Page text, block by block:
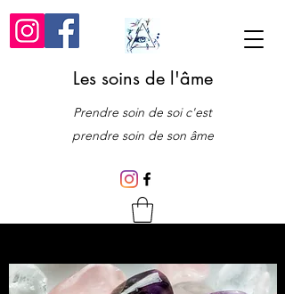
Les soins de l'âme
Prendre soin de soi c'est
prendre soin de son âme